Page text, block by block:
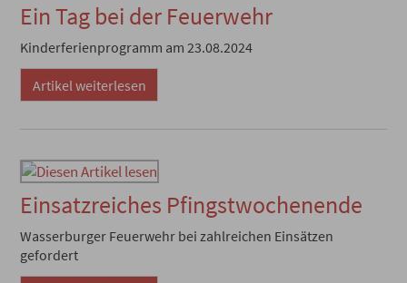
Ein Tag bei der Feuerwehr
Kinderferienprogramm am 23.08.2024
Artikel weiterlesen
Einsatzreiches Pfingstwochenende
Wasserburger Feuerwehr bei zahlreichen Einsätzen
gefordert